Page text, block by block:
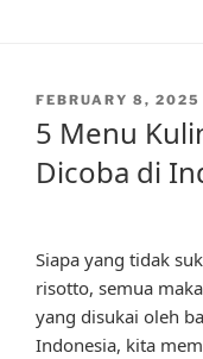
POSTED
FEBRUARY 8, 2025
5 Menu
Dicoba di
Siapa yang tidak
risotto, semua
yang disukai oleh
Indonesia, kita